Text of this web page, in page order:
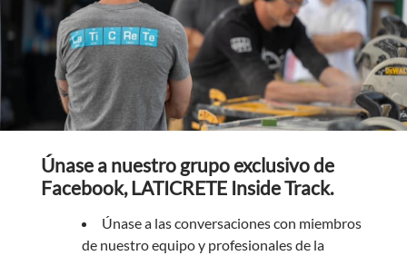
Únase a nuestro grupo exclusivo de
Facebook, LATICRETE Inside Track.
Únase a las conversaciones con miembros
de nuestro equipo y profesionales de la